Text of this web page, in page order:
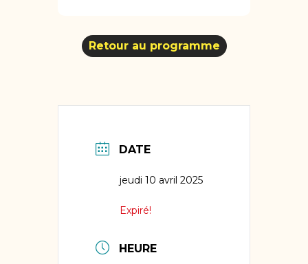
Retour au programme
DATE
jeudi 10 avril 2025
Expiré!
HEURE